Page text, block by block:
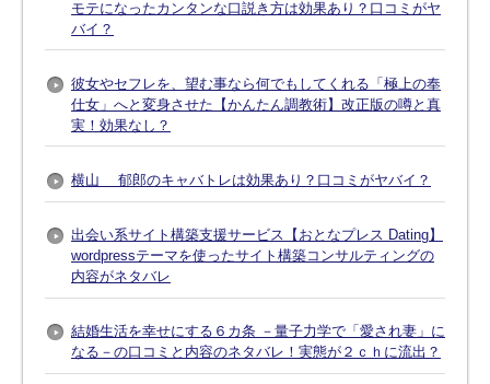
モテになったカンタンな口説き方は効果あり？口コミがヤ
バイ？
彼女やセフレを、望む事なら何でもしてくれる「極上の奉
仕女」へと変身させた【かんたん調教術】改正版の噂と真
実！効果なし？
横山 郁郎のキャバトレは効果あり？口コミがヤバイ？
出会い系サイト構築支援サービス【おとなプレス Dating】
wordpressテーマを使ったサイト構築コンサルティングの
内容がネタバレ
結婚生活を幸せにする６カ条 －量子力学で「愛され妻」に
なる－の口コミと内容のネタバレ！実態が２ｃｈに流出？